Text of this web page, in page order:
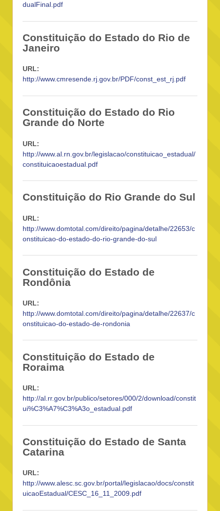
dualFinal.pdf
Constituição do Estado do Rio de
Janeiro
URL:
http://www.cmresende.rj.gov.br/PDF/const_est_rj.pdf
Constituição do Estado do Rio
Grande do Norte
URL:
http://www.al.rn.gov.br/legislacao/constituicao_estadual/
constituicaoestadual.pdf
Constituição do Rio Grande do Sul
URL:
http://www.domtotal.com/direito/pagina/detalhe/22653/c
onstituicao-do-estado-do-rio-grande-do-sul
Constituição do Estado de
Rondônia
URL:
http://www.domtotal.com/direito/pagina/detalhe/22637/c
onstituicao-do-estado-de-rondonia
Constituição do Estado de
Roraima
URL:
http://al.rr.gov.br/publico/setores/000/2/download/constit
ui%C3%A7%C3%A3o_estadual.pdf
Constituição do Estado de Santa
Catarina
URL:
http://www.alesc.sc.gov.br/portal/legislacao/docs/constit
uicaoEstadual/CESC_16_11_2009.pdf